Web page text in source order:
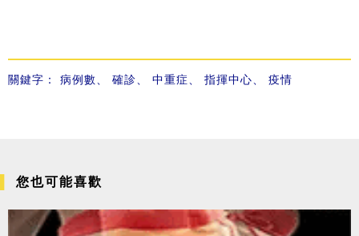
關鍵字： 病例數 確診 中重症 指揮中心 疫情
您也可能喜歡